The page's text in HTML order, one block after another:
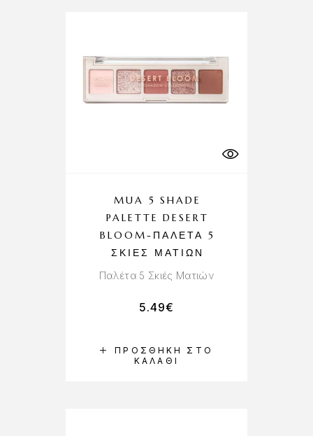
ΠΡΟΣΘΉΚΗ ΣΤΟ
ΚΑΛΆΘΙ
MUA 5 SHADE
PALETTE DESERT
BLOOM-ΠΑΛΈΤΑ 5
ΣΚΙΈΣ ΜΑΤΙΏΝ
Παλέτα 5 Σκιές Ματιών
5.49€